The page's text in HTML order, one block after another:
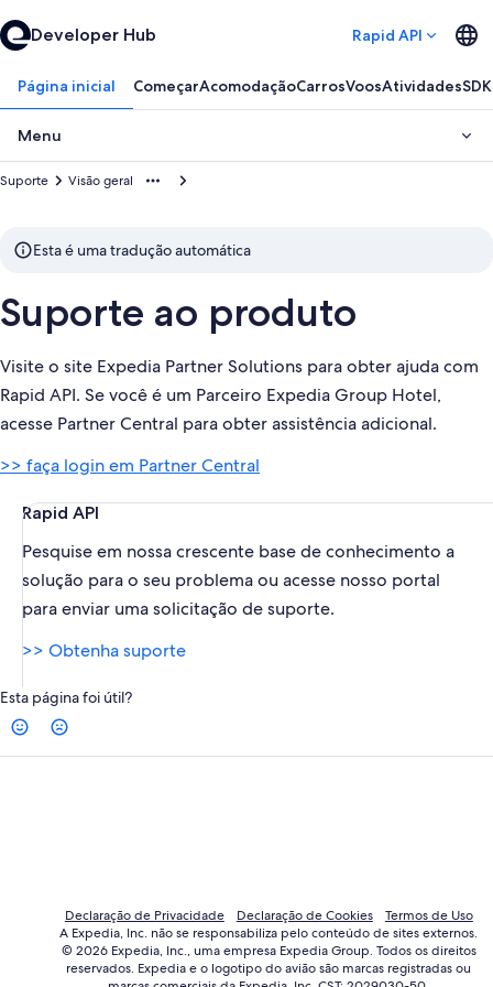
Developer Hub Rapid API
Página inicial ComeçarAcomodaçãoCarrosVoosAtividadesSDK
Menu
Visão geral
Suporte
Esta é uma tradução automática
Suporte ao produto
Visite o site Expedia Partner Solutions para obter ajuda com
Rapid API. Se você é um Parceiro Expedia Group Hotel,
acesse Partner Central para obter assistência adicional.
>> faça login em Partner Central
Rapid API
Pesquise em nossa crescente base de conhecimento a
solução para o seu problema ou acesse nosso portal
para enviar uma solicitação de suporte.
>> Obtenha suporte
Esta página foi útil?
Declaração de Privacidade Declaração de Cookies
Termos de Uso
A Expedia, Inc. não se responsabiliza pelo conteúdo de sites externos.
© 2026 Expedia, Inc., uma empresa Expedia Group. Todos os direitos
reservados. Expedia e o logotipo do avião são marcas registradas ou